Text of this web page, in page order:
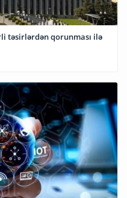
təsirlərdən qorunması ilə